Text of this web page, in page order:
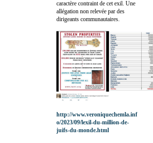
caractère contraint de cet exil. Une
allégation non relevée par des
dirigeants communautaires.
http://www.veroniquechemla.inf
o/2023/09/lexil-du-million-de-
juifs-du-monde.html